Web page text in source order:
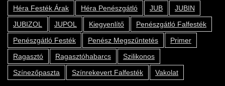
Héra Festék Árak
Héra Penészgátló JUB
JUBIN
JUBIZOL
JUPOL Kiegyenlítő
Penészgátló Falfesték
Penészgátló Festék
Penész Megszűntetés
Primer
Ragasztó
Ragasztóhabarcs
Szilikonos
Színezőpaszta
Színrekevert Falfesték Vakolat